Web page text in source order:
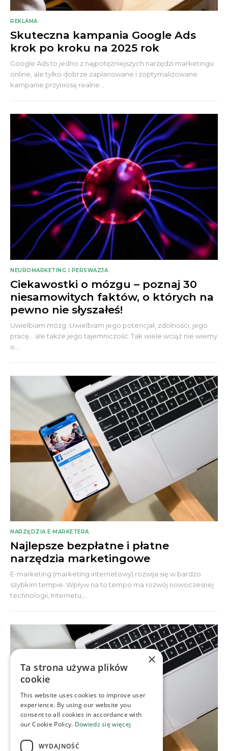
REKLAMA
Skuteczna kampania Google Ads
krok po kroku na 2025 rok
Google Ads to jedno z najpotężniejszych narzędzi marketingu
online, ale tylko dobrze zaplanowane i zoptymalizowane
kampanie przyniosą realne...
NEUROMARKETING I PERSWAZJA
Ciekawostki o mózgu – poznaj 30
niesamowitych faktów, o których na
pewno nie słyszałeś!
Uwielbiam mózg. Uwielbiam jego potencjał, zdolności, jego
pracę... ale także jego tajemniczość. Tak wiele wciąż nie wiemy
o...
NARZĘDZIA E-MARKETERA
Najlepsze bezpłatne i płatne
narzędzia marketingowe
E-marketing (marketing internetowy) rozwija się w bardzo
szybkim tempie. Wpływ na to tempo ma rozwój nowoczesnej
technologii, Internetu,...
×
Ta strona używa plików
cookie
This website uses cookies to improve user
experience. By using our website you
consent to all cookies in accordance with
our Cookie Policy. Dowiedz się więcej
WYDAJNOŚĆ